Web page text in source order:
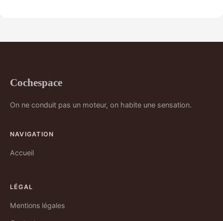
Cochespace
On ne conduit pas un moteur, on habite une sensation.
NAVIGATION
Accueil
LÉGAL
Mentions légales